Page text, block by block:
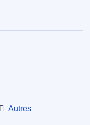
Autres